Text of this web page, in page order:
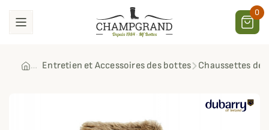
0
Entretien et Accessoires des bottes Chaussettes de